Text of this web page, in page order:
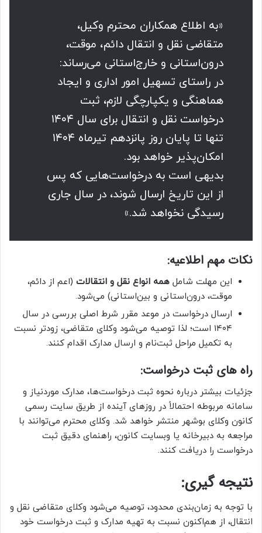
«به اطلاع همکاران محترم وکیل،
متقاضی نقل و انتقال دائم، موقت،
درون‌استانی و خارج‌استانی می‌رساند:
در راستای تسهیل امور اداری و ایجاد
هماهنگی و یکپارچگی لازم، ثبت
درخواست نقل و انتقال برای سال ۱۴۰۴
تنها تا پایان روز پانزدهم تیرماه ۱۴۰۴
امکان‌پذیر خواهد بود.
بدیهی است به درخواست‌هایی که پس
از این تاریخ ارسال شوند، در سال جاری
رسیدگی نخواهد شد.»
نکات مهم اطلاعیه:
این مهلت شامل همه انواع نقل و انتقالات (اعم از دائم،
موقت، درون‌استانی و بین‌استانی) می‌شود.
ارسال درخواست در موعد مقرر شرط اصلی بررسی در سال
۱۴۰۴ است؛ لذا توصیه می‌شود وکلای متقاضی، زودتر نسبت
به تکمیل مراحل ثبت‌نام و ارسال مدارک اقدام کنند.
راه های ثبت درخواست:
جزئیات بیشتر درباره نحوه ثبت درخواست‌ها، مدارک موردنیاز و
سامانه مربوطه احتمالاً در روزهای آینده از طریق سایت رسمی
کانون وکلای بوشهر منتشر خواهد شد. وکلای محترم می‌توانند با
مراجعه به دبیرخانه یا وبسایت کانون، راهنمای دقیق ثبت
درخواست را دریافت کنند.
نتیجه گیری:
با توجه به زمان‌بندی محدود، توصیه می‌شود وکلای متقاضی نقل و
انتقال، از هم‌اکنون نسبت به تهیه مدارک و ثبت درخواست خود